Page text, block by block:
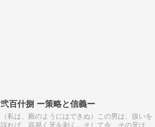
弐百什捌 ー策略と信義ー
（私は、殿のようにはできぬ）この男は、扱いを
誤れば、容易く牙を剥く。そして今、その牙はす